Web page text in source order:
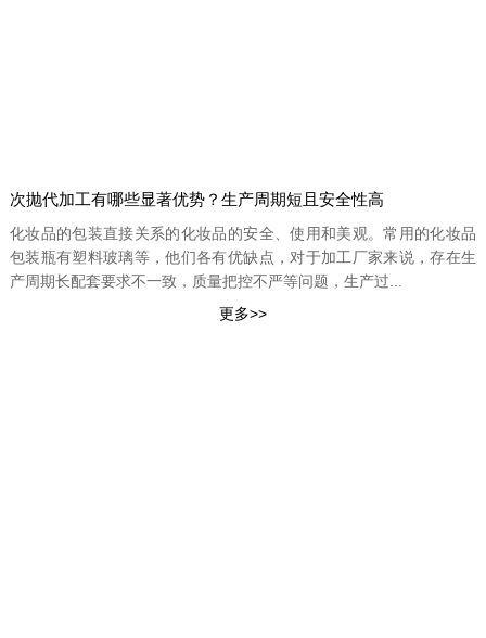
次抛代加工有哪些显著优势？生产周期短且安全性高
化妆品的包装直接关系的化妆品的安全、使用和美观。常用的化妆品
包装瓶有塑料玻璃等，他们各有优缺点，对于加工厂家来说，存在生
产周期长配套要求不一致，质量把控不严等问题，生产过...